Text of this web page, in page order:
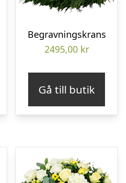
Begravningskrans
2495,00 kr
Gå till butik